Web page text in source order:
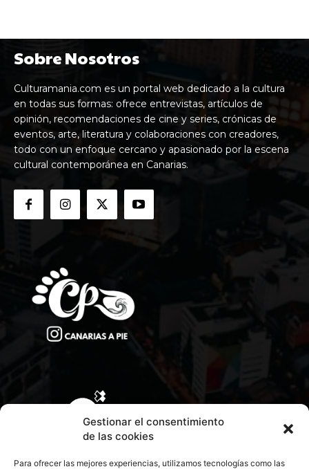
Gestionar el consentimiento
de las cookies
Para ofrecer las mejores experiencias, utilizamos tecnologías como las
Sobre Nosotros
Culturamania.com es un portal web dedicado a la cultura
en todas sus formas: ofrece entrevistas, artículos de
opinión, recomendaciones de cine y series, crónicas de
eventos, arte, literatura y colaboraciones con creadores,
todo con un enfoque cercano y apasionado por la escena
cultural contemporánea en Canarias.